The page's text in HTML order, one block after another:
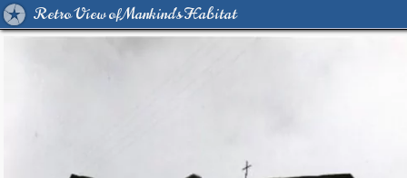
Retro View of Mankind's Habitat